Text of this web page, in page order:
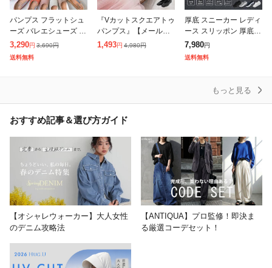
パンプス フラットシュ
ーズ バレエシューズ 痛
くない ペタンコ ローヒ
ール ぺたんこ ラウンド
3,290円 3,690円
送料無料
『Vカットスクエアトゥ
パンプス』【メール便
不可】【30】[パンプス
1,493円 4,980円
厚底 スニーカー レディ
ース スリッポン 厚底
ローファー パンプス レ
ディース靴 痛くない シ
7,980円
送料無料
もっと見る
おすすめ記事＆選び方ガイド
【オシャレウォーカー】大人女性
のデニム攻略法
【ANTIQUA】プロ監修！即決ま
る厳選コーデセット！